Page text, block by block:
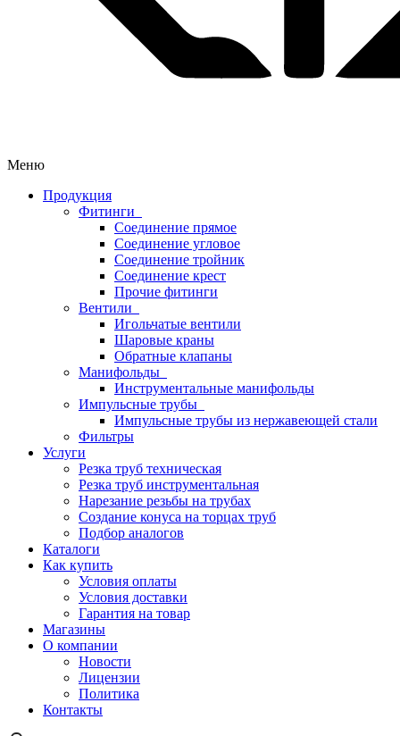
Меню
Продукция
Фитинги
Соединение прямое
Соединение угловое
Соединение тройник
Соединение крест
Прочие фитинги
Вентили
Игольчатые вентили
Шаровые краны
Обратные клапаны
Манифольды
Инструментальные манифольды
Импульсные трубы
Импульсные трубы из нержавеющей стали
Фильтры
Услуги
Резка труб техническая
Резка труб инструментальная
Нарезание резьбы на трубах
Создание конуса на торцах труб
Подбор аналогов
Каталоги
Как купить
Условия оплаты
Условия доставки
Гарантия на товар
Магазины
О компании
Новости
Лицензии
Политика
Контакты